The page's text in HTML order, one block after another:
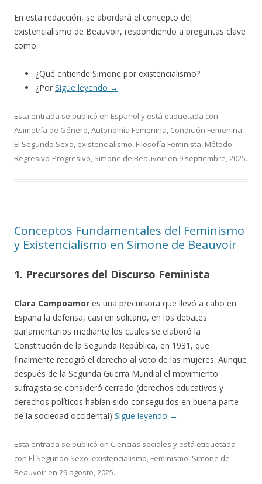
En esta redacción, se abordará el concepto del
existencialismo de Beauvoir, respondiendo a preguntas clave
como:
¿Qué entiende Simone por existencialismo?
¿Por Sigue leyendo →
Esta entrada se publicó en Español y está etiquetada con
Asimetría de Género,Autonomía Femenina, Condición Femenina,
El Segundo Sexo, existencialismo, Filosofía Feminista, Método
Regresivo-Progresivo, Simone de Beauvoir en 9 septiembre, 2025.
Conceptos Fundamentales del Feminismo
y Existencialismo en Simone de Beauvoir
1. Precursores del Discurso Feminista
Clara Campoamor es una precursora que llevó a cabo en
España la defensa, casi en solitario, en los debates
parlamentarios mediante los cuales se elaboró la
Constitución de la Segunda República, en 1931, que
finalmente recogió el derecho al voto de las mujeres. Aunque
después de la Segunda Guerra Mundial el movimiento
sufragista se consideró cerrado (derechos educativos y
derechos políticos habían sido conseguidos en buena parte
de la sociedad occidental) Sigue leyendo →
Esta entrada se publicó en Ciencias sociales y está etiquetada
con El Segundo Sexo, existencialismo, Feminismo, Simone de
Beauvoir en 29 agosto, 2025.